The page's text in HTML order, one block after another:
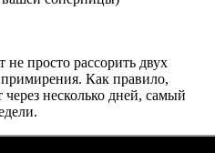
не просто рассорить двух
Как правило,
через несколько дней, самый